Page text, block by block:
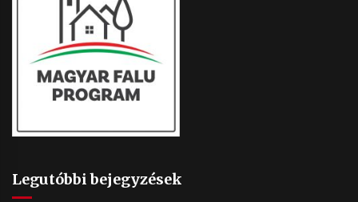
Legutóbbi bejegyzések